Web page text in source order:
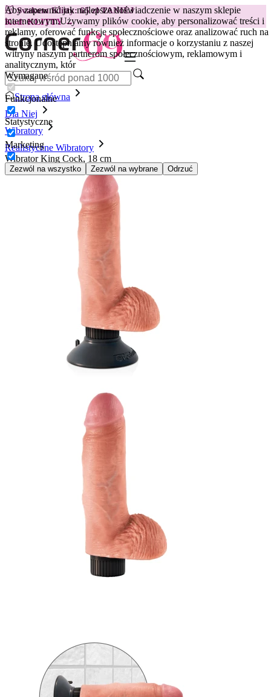
Aby zapewnić jak najlepsze doświadczenie w naszym sklepie
internetowym.Używamy plików cookie, aby personalizować treści i
reklamy, oferować funkcje społecznościowe oraz analizować ruch na
stronie. Udostępniamy również informacje o korzystaniu z naszej
witryny naszym partnerom społecznościowym, reklamowym i
analitycznym, któr
Wymagane
Funkcjonalne
Statystyczne
Marketing
Zezwól na wszystko Zezwól na wybrane Odrzuć
😽Svakom Klitty: 65 zł TANIEJ
Kod: KLITTY →
Strona główna
Dla Niej
Wibratory
Realistyczne Wibratory
Wibrator King Cock, 18 cm